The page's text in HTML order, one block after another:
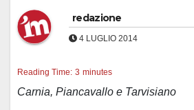
redazione
4 LUGLIO 2014
Reading Time: 3 minutes
Carnia, Piancavallo e Tarvisiano